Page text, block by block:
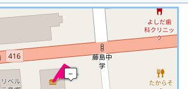
プを検索、表示中です ※